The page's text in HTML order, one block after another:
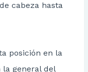
cabeza hasta
posición en la
la general del